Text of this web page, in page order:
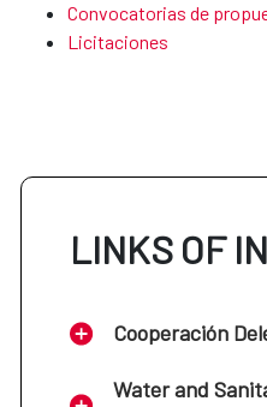
Convocatorias de
Licitaciones
LINKS OF
Cooperación
Water and